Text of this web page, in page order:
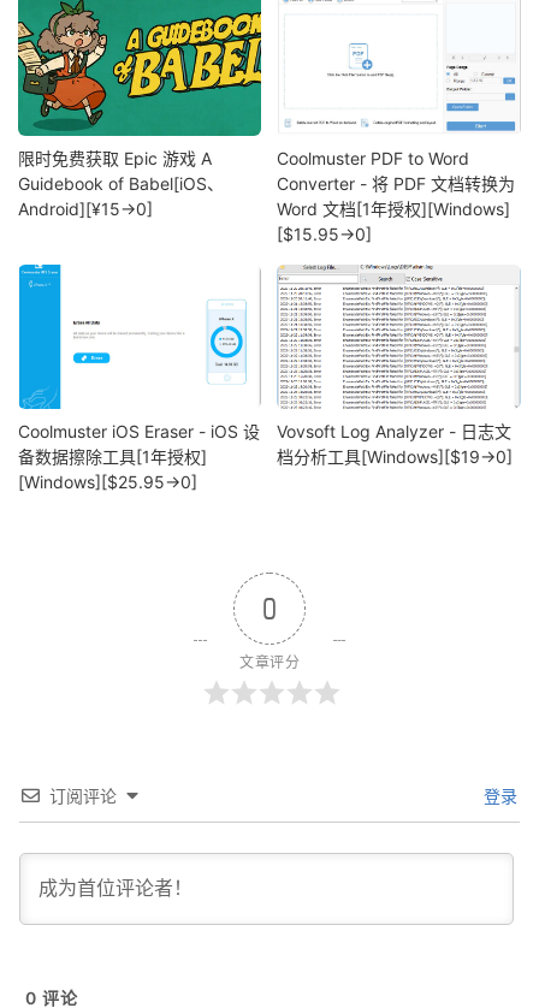
限时免费获取 Epic 游戏 A
Guidebook of Babel[iOS、
Android][¥15→0]
Coolmuster PDF to Word
Converter - 将 PDF 文档转换为
Word 文档[1年授权][Windows]
[$15.95→0]
Coolmuster iOS Eraser - iOS 设
备数据擦除工具[1年授权]
[Windows][$25.95→0]
Vovsoft Log Analyzer - 日志文
档分析工具[Windows][$19→0]
0
文章评分
订阅评论 登录
0 评论